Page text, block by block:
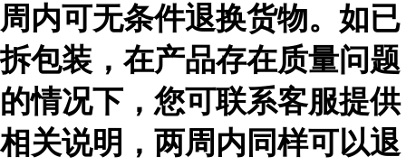
周内可无条件退换货物。如已
拆包装，在产品存在质量问题
的情况下，您可联系客服提供
相关说明，两周内同样可以退